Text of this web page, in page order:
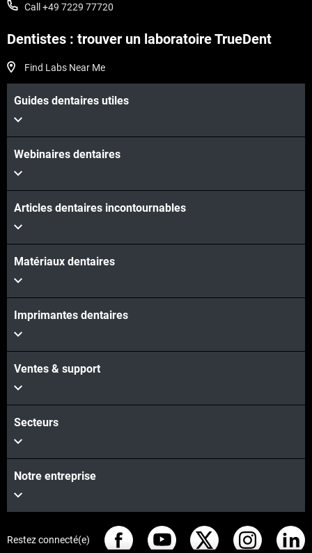
Call +49 7229 77720
Dentistes : trouver un laboratoire TrueDent
Find Labs Near Me
Guides dentaires utiles
Webinaires dentaires
Articles dentaires incontournables
Matériaux dentaires
Imprimantes dentaires
Ventes & support
Secteurs
Notre entreprise
Restez connecté(e)